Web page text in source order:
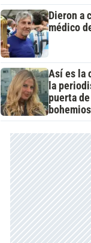
Dieron a
médico
Así es la
la
puerta